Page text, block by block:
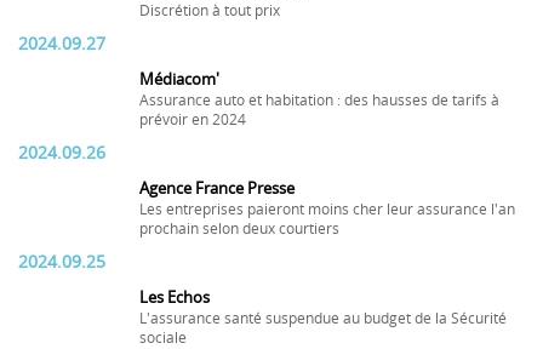
Discrétion à tout prix
2024.09.27
Médiacom'
Assurance auto et habitation : des hausses de tarifs à
prévoir en 2024
2024.09.26
Agence France Presse
Les entreprises paieront moins cher leur assurance l'an
prochain selon deux courtiers
2024.09.25
Les Echos
L'assurance santé suspendue au budget de la Sécurité
sociale